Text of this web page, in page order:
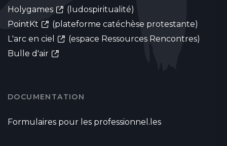
Holygames
(ludospiritualité)
PointKt
(plateforme catéchèse protestante)
L'arc en ciel
(espace Ressources Rencontres)
Bulle d'air
DOCUMENTATION
Formulaires pour les professionnel.les